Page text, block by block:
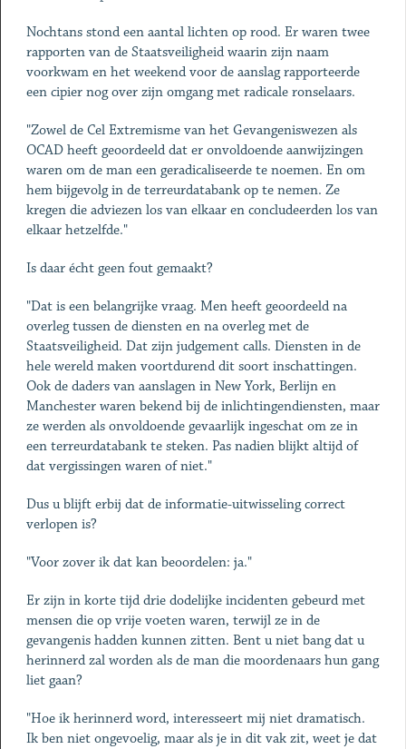
Nochtans stond een aantal lichten op rood. Er waren twee
rapporten van de Staatsveiligheid waarin zijn naam
voorkwam en het weekend voor de aanslag rapporteerde
een cipier nog over zijn omgang met radicale ronselaars.
"Zowel de Cel Extremisme van het Gevangeniswezen als
OCAD heeft geoordeeld dat er onvoldoende aanwijzingen
waren om de man een geradicaliseerde te noemen. En om
hem bijgevolg in de terreurdatabank op te nemen. Ze
kregen die adviezen los van elkaar en concludeerden los van
elkaar hetzelfde."
Is daar écht geen fout gemaakt?
"Dat is een belangrijke vraag. Men heeft geoordeeld na
overleg tussen de diensten en na overleg met de
Staatsveiligheid. Dat zijn judgement calls. Diensten in de
hele wereld maken voortdurend dit soort inschattingen.
Ook de daders van aanslagen in New York, Berlijn en
Manchester waren bekend bij de inlichtingendiensten, maar
ze werden als onvoldoende gevaarlijk ingeschat om ze in
een terreurdatabank te steken. Pas nadien blijkt altijd of
dat vergissingen waren of niet."
Dus u blijft erbij dat de informatie-uitwisseling correct
verlopen is?
"Voor zover ik dat kan beoordelen: ja."
Er zijn in korte tijd drie dodelijke incidenten gebeurd met
mensen die op vrije voeten waren, terwijl ze in de
gevangenis hadden kunnen zitten. Bent u niet bang dat u
herinnerd zal worden als de man die moordenaars hun gang
liet gaan?
"Hoe ik herinnerd word, interesseert mij niet dramatisch.
Ik ben niet ongevoelig, maar als je in dit vak zit, weet je dat